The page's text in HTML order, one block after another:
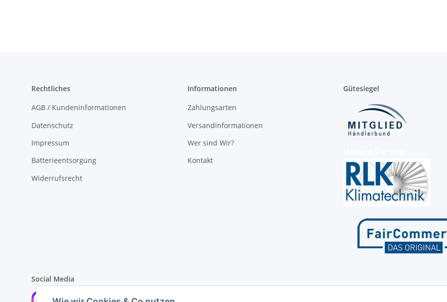
Rechtliches
AGB / Kundeninformationen
Datenschutz
Impressum
Batterieentsorgung
Widerrufsrecht
Informationen
Zahlungsarten
Versandinformationen
Wer sind Wir?
Kontakt
Gütesiegel
Social Media